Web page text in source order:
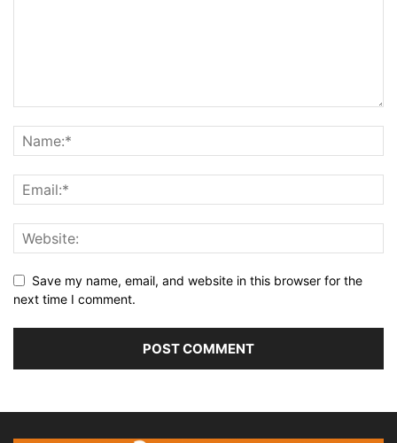
Save my name, email, and website in this browser for the
next time I comment.